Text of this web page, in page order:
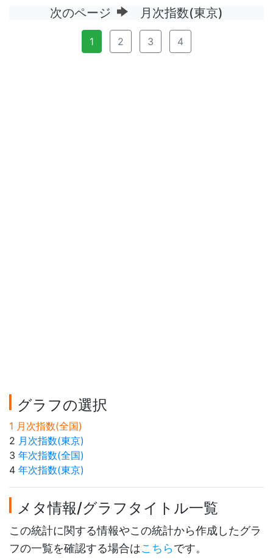
次のページ 月次指数(東京)
1 2 3 4
グラフの選択
1 月次指数(全国)
2 月次指数(東京)
3 年次指数(全国)
4 年次指数(東京)
メタ情報/グラフタイトル一覧
この統計に関する情報やこの統計から作成したグラ
フの一覧を確認する場合はこちらです。